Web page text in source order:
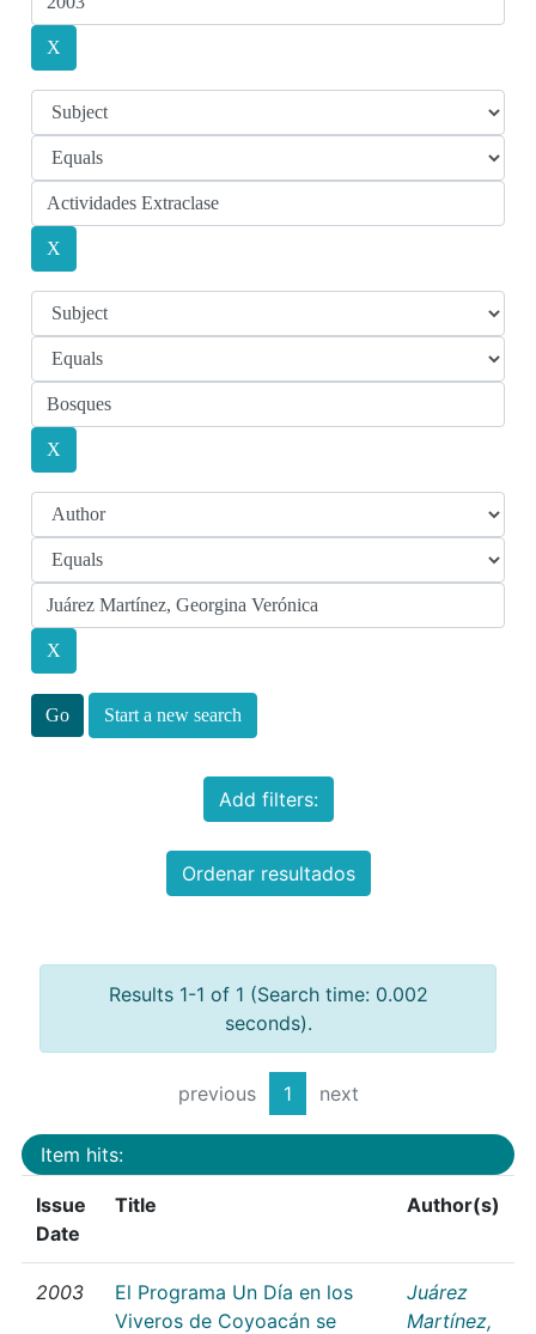
Start a new search
Add filters:
Ordenar resultados
Results 1-1 of 1 (Search time: 0.002
seconds).
previous 1 next
Item hits:
Issue
Date
Title Author(s)
2003
El Programa Un Día en los
Viveros de Coyoacán se
Juárez
Martínez,